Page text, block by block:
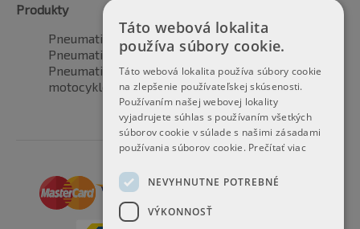
Produkty
Pneumatiky pre automobily
Pneumatiky pre SUV / 4x4
Pneumatiky pre dodávku
motocyklové pneumatiky
Táto webová lokalita
používa súbory cookie.
Táto webová lokalita používa súbory cookie
na zlepšenie používateľskej skúsenosti.
Používaním našej webovej lokality
vyjadrujete súhlas s používaním všetkých
súborov cookie v súlade s našimi zásadami
používania súborov cookie. Prečítať viac
NEVYHNUTNE POTREBNÉ
VÝKONNOSŤ